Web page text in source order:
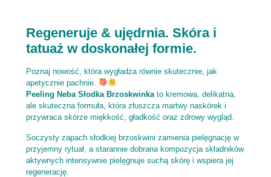
Regeneruje & ujędrnia. Skóra i
tatuaż w doskonałej formie.
Poznaj nowość, która wygładza równie skutecznie, jak
apetycznie pachnie.
Peeling Neba Słodka Brzoskwinkato kremowa, delikatna,
ale skuteczna formuła, która złuszcza martwy naskórek i
przywraca skórze miękkość, gładkość oraz zdrowy wygląd.
Soczysty zapach słodkiej brzoskwini zamienia pielęgnację w
przyjemny rytuał, a starannie dobrana kompozycja składników
aktywnych intensywnie pielęgnuje suchą skórę i wspiera jej
regenerację.